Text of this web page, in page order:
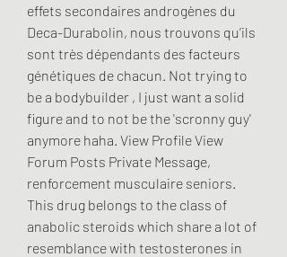
effets secondaires androgènes du
Deca-Durabolin, nous trouvons qu’ils
sont très dépendants des facteurs
génétiques de chacun. Not trying to
be a bodybuilder , I just want a solid
figure and to not be the 'scronny guy'
anymore haha. View Profile View
Forum Posts Private Message,
renforcement musculaire seniors.
This drug belongs to the class of
anabolic steroids which share a lot of
resemblance with testosterones in